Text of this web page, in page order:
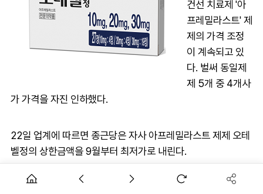
건선 치료제 '아
프레밀라스트' 제
제의 가격 조정
이 계속되고 있
다. 벌써 동일제
제 5개 중 4개사
가 가격을 자진 인하했다.
22일 업계에 따르면 종근당은 자사 아프레밀라스트 제제 오테
벨정의 상한금액을 9월부터 최저가로 내린다.
아프레밀라스트 제제는 지난 1월 대웅제약, 동아에스티, 동구